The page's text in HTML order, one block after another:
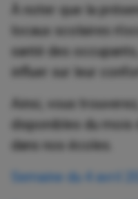
À noter que la
locaux scolaires
santé des
influer sur leur
Ainsi, vous
disponibles du
dans nos écoles.
Semaine du 4 avril